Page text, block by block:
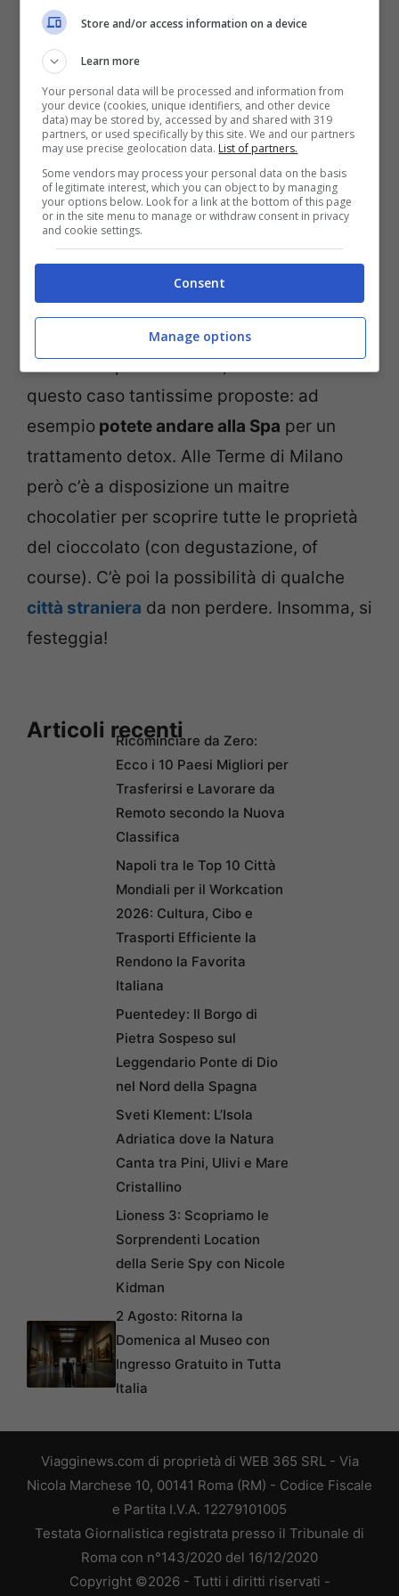
con protagoniste le donne che l’hanno resa
grande. Nella capitale la possibilità inoltre
dell’entrata gratis nei muse al cui interno ci
saranno numerose iniziative, come a
Palazzo Poliper“Sentieri di Mani”ma
anche allaBiblioteca di storia moderna e
contemporaneacon“Il femminismo a
Roma negli anni settanta”e alMuseo
Nazionale Preistorico ed Etnografico
con“Preistorie di donne”
Se invece preferite trascorrere la giornata
in maniera più rilassante, ci sono anche in
questo caso tantissime proposte: ad
esempio potete andare alla Spa per un
trattamento detox. Alle Terme di Milano
però c’è a disposizione un maitre
chocolatier per scoprire tutte le proprietà
del cioccolato (con degustazione, of
course). C’è poi la possibilità di qualche
città straniera da non perdere. Insomma, si
festeggia!
Articoli recentiRicominciare da Zero:
Ecco i 10 Paesi Migliori per
Trasferirsi e Lavorare da
Remoto secondo la Nuova
Classifica
Napoli tra le Top 10 Città
Mondiali per il Workcation
2026: Cultura, Cibo e
Trasporti Efficiente la
Rendono la Favorita
Italiana
Puentedey: Il Borgo di
Pietra Sospeso sul
Leggendario Ponte di Dio
nel Nord della Spagna
Sveti Klement: L’Isola
Adriatica dove la Natura
Canta tra Pini, Ulivi e Mare
Cristallino
Lioness 3: Scopriamo le
Sorprendenti Location
della Serie Spy con Nicole
Kidman
2 Agosto: Ritorna la
Domenica al Museo con
Ingresso Gratuito in Tutta
Italia
Viagginews.com di proprietà di WEB 365 SRL - Via
Nicola Marchese 10, 00141 Roma (RM) - Codice Fiscale
e Partita I.V.A. 12279101005
Testata Giornalistica registrata presso il Tribunale di
Roma con n°143/2020 del 16/12/2020
Copyright ©2026 - Tutti i diritti riservati -
Store and/or access information on a device
Learn more
Your personal data will be processed and information from
your device (cookies, unique identifiers, and other device
data) may be stored by, accessed by and shared with 319
partners, or used specifically by this site. We and our partners
may use precise geolocation data. List of partners.
Some vendors may process your personal data on the basis
of legitimate interest, which you can object to by managing
your options below. Look for a link at the bottom of this page
or in the site menu to manage or withdraw consent in privacy
and cookie settings.
Consent
Manage options